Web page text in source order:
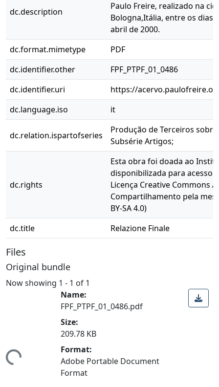
dc.description
Paulo Freire, realizado na
Bologna,Itália, entre os dias
abril de 2000.
dc.format.mimetype
PDF
dc.identifier.other
FPF_PTPF_01_0486
dc.identifier.uri
https://
dc.language.iso
it
dc.relation.ispartofseries
Produção de Terceiros
Subsérie Artigos;
dc.rights
Esta obra foi doada ao
disponibilizada para acesso
Licença Creative Commons
Compartilhamento pela
BY-SA 4.0)
dc.title
Relazione Finale
Files
Original bundle
Now showing 1 - 1 of 1
Name:
FPF_PTPF_01_0486.pdf
Size:
209.78 KB
Format:
Adobe Portable Document
Format